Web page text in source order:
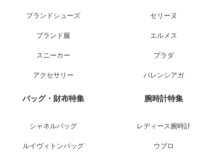
ブランドシューズ
ブランド服
スニーカー
アクセサリー
セリーヌ
エルメス
プラダ
バレンシアガ
バッグ・財布特集
シャネルバッグ
ルイヴィトンバッグ
腕時計特集
レディース腕時計
ウブロ